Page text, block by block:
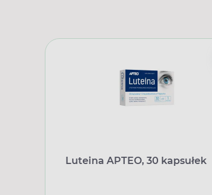
Luteina APTEO, 30 kapsułek